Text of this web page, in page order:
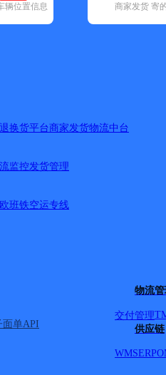
辆位置信息
商家发货 寄
换货平台商家发货物流中台
监控发货管理
班铁空运专线
面单API
物流
交付管理
供应链
WMSERP
溪县
溪县韩村镇百善德邦快递